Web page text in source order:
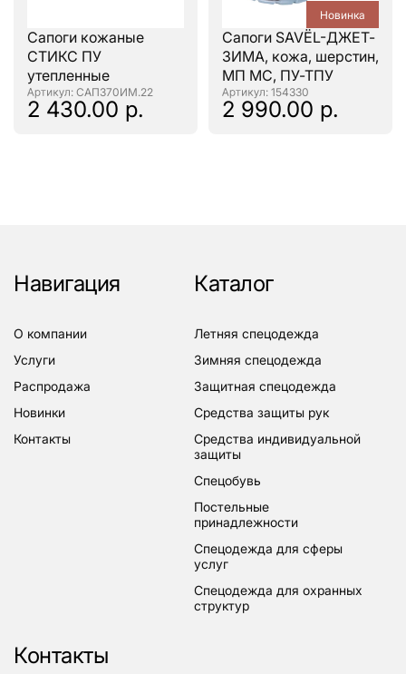
Сапоги кожаные
СТИКС ПУ
утепленные
: САП370ИМ.22
2 430.00 р.
Новинка
Сапоги SAVЁL-ДЖЕТ-
ЗИМА, кожа, шерстин,
МП МС, ПУ-ТПУ
: 154330
2 990.00 р.
Навигация
о компании
услуги
распродажа
новинки
контакты
Каталог
летняя спецодежда
зимняя спецодежда
защитная спецодежда
средства защиты рук
средства индивидуальной
защиты
спецобувь
постельные
принадлежности
спецодежда для сферы
услуг
спецодежда для охранных
структур
Контакты